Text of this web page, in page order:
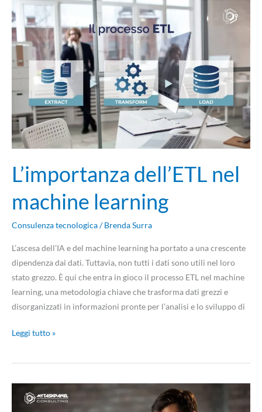
L’importanza dell’ETL nel
machine learning
Consulenza tecnologica/Brenda Surra
L’ascesa dell’IA e del machine learning ha portato a una crescente
dipendenza dai dati. Tuttavia, non tutti i dati sono utili nel loro
stato grezzo. È qui che entra in gioco il processo ETL nel machine
learning, una metodologia chiave che trasforma dati grezzi e
disorganizzati in informazioni pronte per l’analisi e lo sviluppo di
L’importanza
dell’ETL
nel
machine
learning
Leggi tutto »
TensorFlow